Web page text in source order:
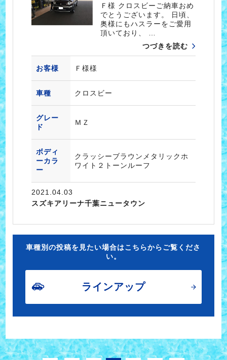
Ｆ様 クロスビーご納車おめ
でとうございます。 日頃、
奥様にもハスラーをご愛用
頂いており、 …
つづきを読む
お客様 Ｆ様様
車種 クロスビー
グレー
ド
ＭＺ
ボディ
ーカラ
ー
クラッシーブラウンメタリックホ
ワイト２トーンルーフ
2021.04.03
スズキアリーナ千葉ニュータウン
車種別の投稿を見たい場合はこちらからご覧くださ
い。
ラインアップ